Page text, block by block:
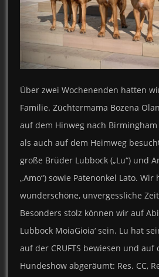
Über zwei Wochenenden hatten
Familie. Züchtermama Bozena
auf dem Hinweg nach Birmingham
als auch auf dem Heimweg
große Brüder Lubbock („Lu“) und
„Amo“) sowie Patenonkel Lato. Wir
wunderschöne, unvergessliche
Besonders stolz können wir auf
Lubbock MoiaGioia‘ sein. Lu hat
auf der CRUFTS bewiesen und
Hundeshow abgeräumt: Res. CC,